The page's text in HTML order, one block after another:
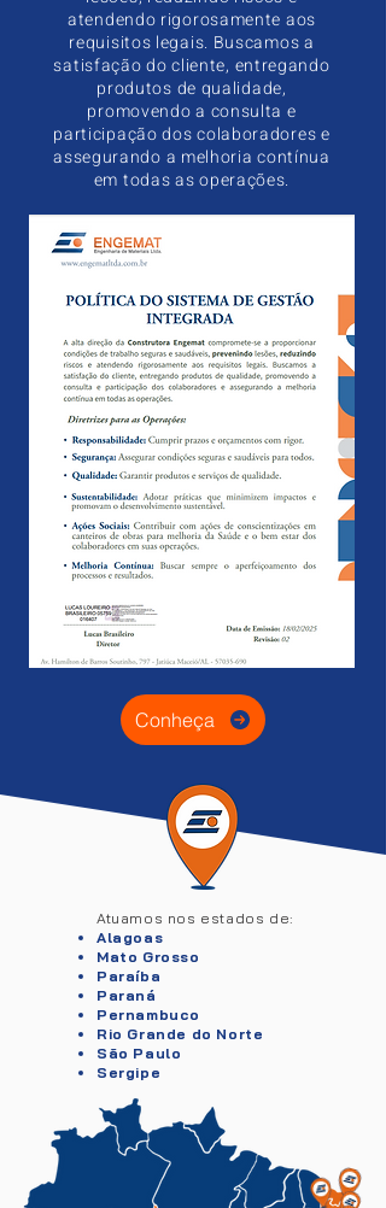
atendendo rigorosamente aos
requisitos legais. Buscamos a
satisfação do cliente, entregando
produtos de qualidade,
promovendo a consulta e
participação dos colaboradores e
assegurando a melhoria contínua
em todas as operações.
Conheça
Atuamos nos estados de:
Alagoas
Mato Grosso
Paraíba
Paraná
Pernambuco
Rio Grande do Norte
São Paulo
Sergipe